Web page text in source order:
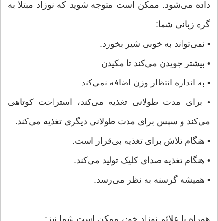
داده می‌شود. ممکن است متوجه شوید که نوزاد مبتلا به
گره زبانی شما:
• نمی‌تواند به خوبی شیر بخورد.
• بیشتر جویدن می‌کند تا مکیدن
• به اندازه انتظار وزن اضافه نمی‌کند.
• برای مدت طولانی تغذیه می‌کند، استراحت کوتاهی
می‌کند و سپس برای مدت طولانی دیگری تغذیه می‌کند.
• هنگام تلاش برای تغذیه بی‌قرار است.
• هنگام تغذیه صدای کلیک تولید می‌کند.
• همیشه گرسنه به نظر می‌رسد.
همراه با علائم نوزاد خود، ممکن است شما نیز: